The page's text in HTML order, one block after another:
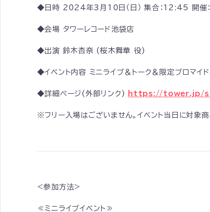
◆日時 2024年3月10日（日） 集合：12:45 開催
◆会場 タワーレコード池袋店
◆出演 鈴木杏奈 (桜木舞華 役)
◆イベント内容 ミニライブ＆トーク＆限定ブロマイ
◆詳細ページ(外部リンク) https://tower.jp/
※フリー入場はございません。イベント当日に対象
<参加方法>
≪ミニライブイベント≫